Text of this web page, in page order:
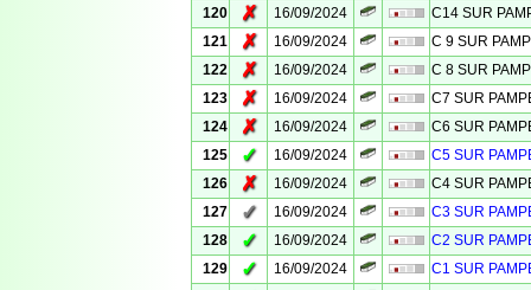
120
✗ 16/09/2024
C14 SUR
121
✗ 16/09/2024
C 9 SUR
122
✗ 16/09/2024
C 8 SUR
123
✗ 16/09/2024
C7 SUR
124
✗ 16/09/2024
C6 SUR
125
✓ 16/09/2024
C5 SUR
126
✗ 16/09/2024
C4 SUR
127
✓ 16/09/2024
C3 SUR
128
✓ 16/09/2024
C2 SUR
129
✓ 16/09/2024
C1 SUR